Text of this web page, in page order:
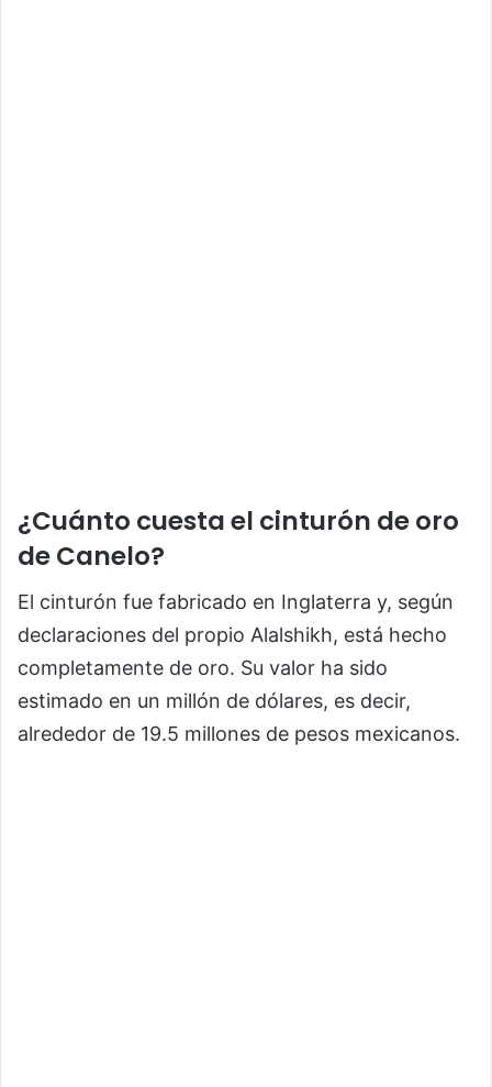
¿Cuánto cuesta el cinturón de oro
de Canelo?
El cinturón fue fabricado en Inglaterra y, según
declaraciones del propio Alalshikh, está hecho
completamente de oro. Su valor ha sido
estimado en un millón de dólares, es decir,
alrededor de 19.5 millones de pesos mexicanos.